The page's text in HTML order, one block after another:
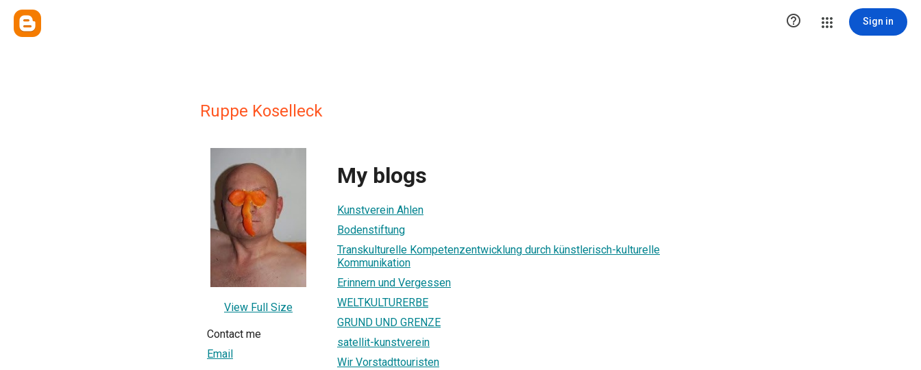
 Sign in
Ruppe Koselleck
View Full Size
Contact me
Email
My blogs
Kunstverein Ahlen
Bodenstiftung
Transkulturelle Kompetenzentwicklung durch künstlerisch-kulturelle
Kommunikation
Erinnern und Vergessen
WELTKULTURERBE
GRUND UND GRENZE
satellit-kunstverein
Wir Vorstadttouristen